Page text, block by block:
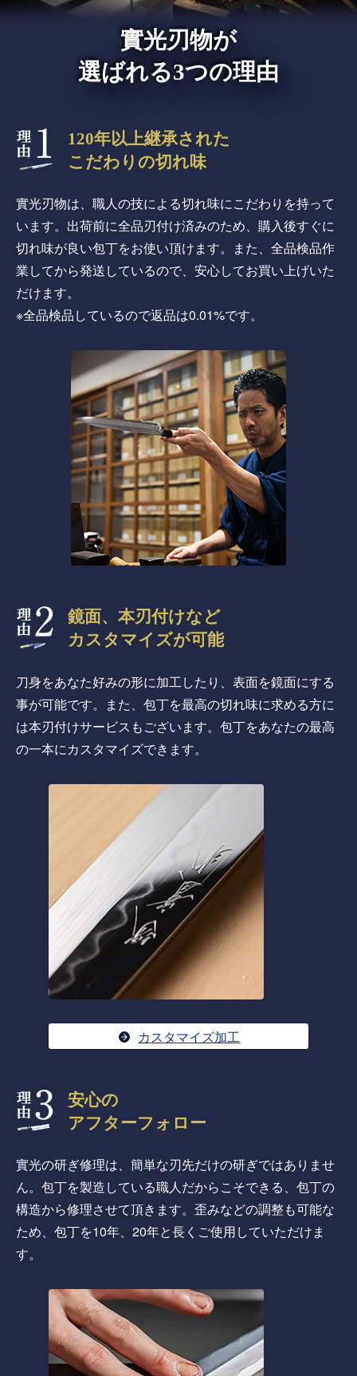
實光刃物が
選ばれる3つの理由
120年以上継承された
こだわりの切れ味
實光刃物は、職人の技による切れ味にこだわりを持って
います。出荷前に全品刃付け済みのため、購入後すぐに
切れ味が良い包丁をお使い頂けます。また、全品検品作
業してから発送しているので、安心してお買い上げいた
だけます。
※全品検品しているので返品は0.01%です。
鏡面、本刃付けなど
カスタマイズが可能
刀身をあなた好みの形に加工したり、表面を鏡面にする
事が可能です。また、包丁を最高の切れ味に求める方に
は本刃付けサービスもございます。包丁をあなたの最高
の一本にカスタマイズできます。
カスタマイズ加工
安心の
アフターフォロー
實光の研ぎ修理は、簡単な刃先だけの研ぎではありませ
ん。包丁を製造している職人だからこそできる、包丁の
構造から修理させて頂きます。歪みなどの調整も可能な
ため、包丁を10年、20年と長くご使用していただけま
す。